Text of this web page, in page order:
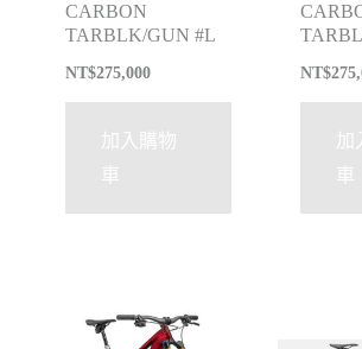
CARBON
TARBLK/GUN #L
NT$275,000
加入購物
車
NT$
加
車